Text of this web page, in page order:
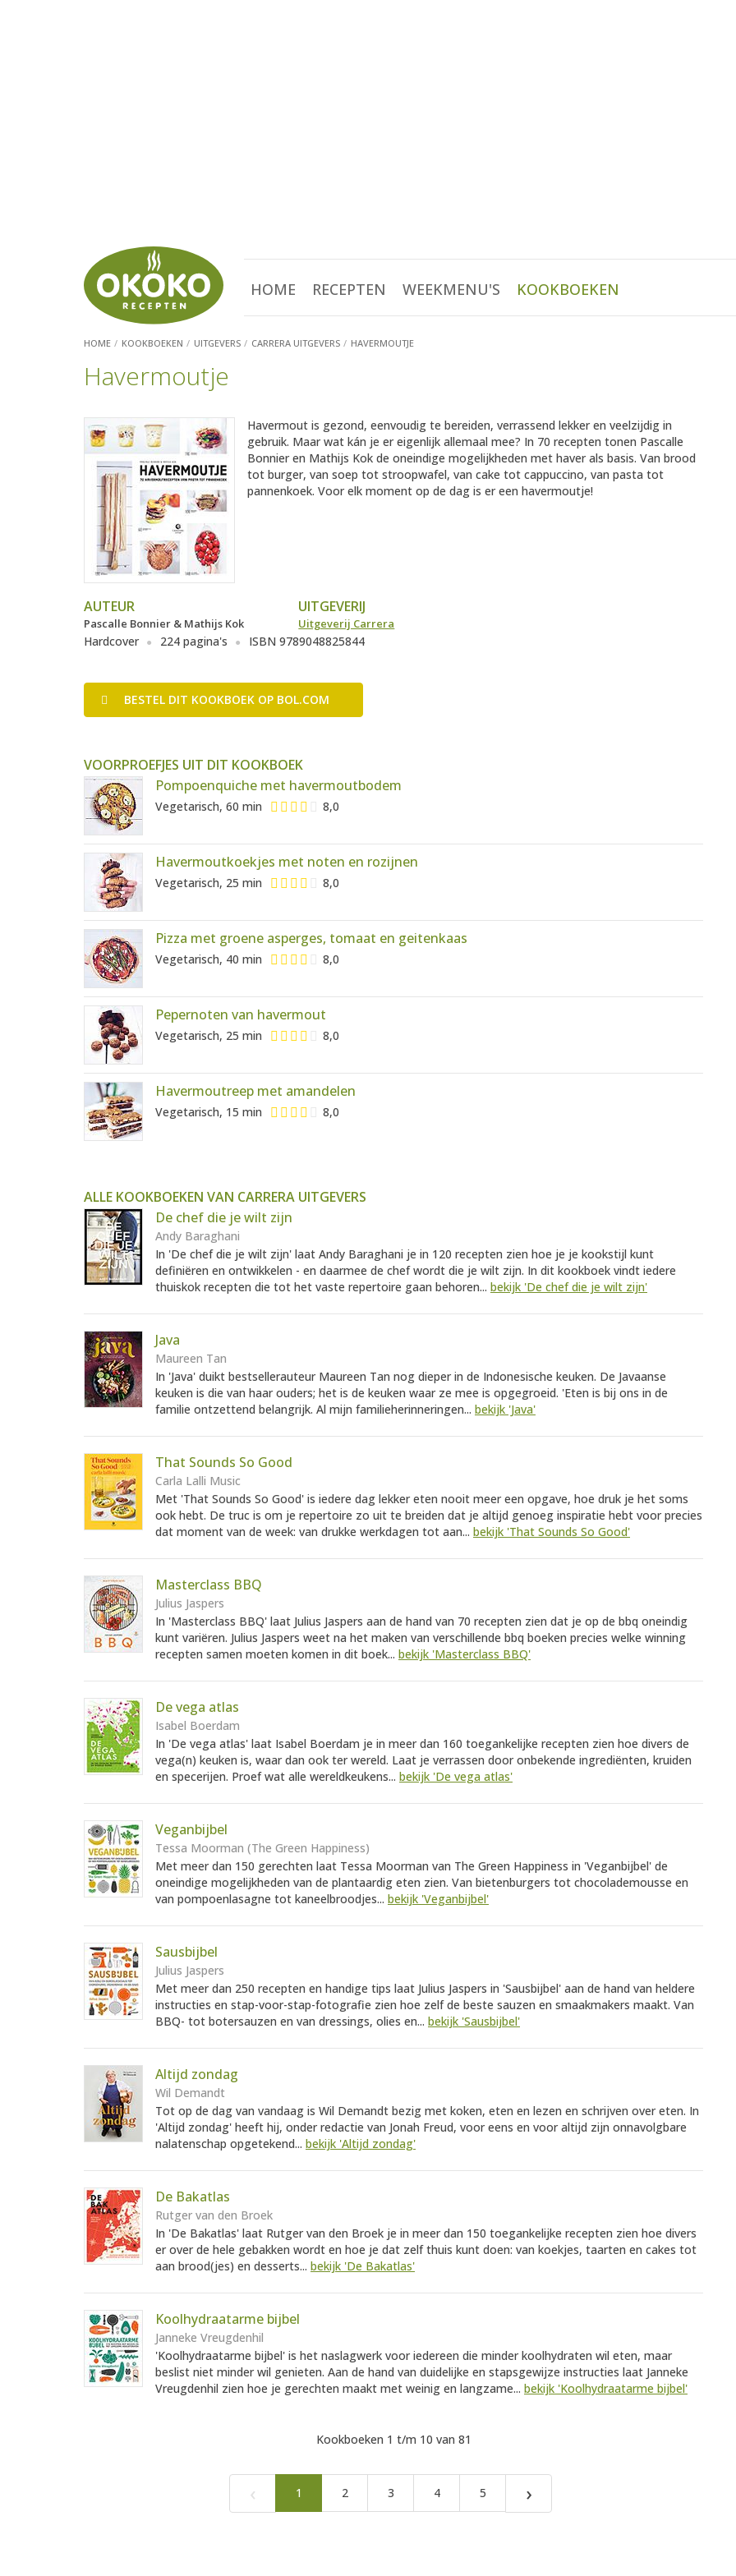
HOME RECEPTEN WEEKMENU'S KOOKBOEKEN
HOME KOOKBOEKEN UITGEVERS CARRERA UITGEVERS HAVERMOUTJE
Havermoutje
Havermout is gezond, eenvoudig te bereiden, verrassend lekker en veelzijdig in
gebruik. Maar wat kán je er eigenlijk allemaal mee? In 70 recepten tonen Pascalle
Bonnier en Mathijs Kok de oneindige mogelijkheden met haver als basis. Van brood
tot burger, van soep tot stroopwafel, van cake tot cappuccino, van pasta tot
pannenkoek. Voor elk moment op de dag is er een havermoutje!
AUTEUR
Pascalle Bonnier & Mathijs Kok
UITGEVERIJ
Uitgeverij Carrera
Hardcover 224 pagina's ISBN 9789048825844
BESTEL DIT KOOKBOEK OP BOL.COM
VOORPROEFJES UIT DIT KOOKBOEK
Pompoenquiche met havermoutbodem
Vegetarisch, 60 min 8,0
Havermoutkoekjes met noten en rozijnen
Vegetarisch, 25 min 8,0
Pizza met groene asperges, tomaat en geitenkaas
Vegetarisch, 40 min 8,0
Pepernoten van havermout
Vegetarisch, 25 min 8,0
Havermoutreep met amandelen
Vegetarisch, 15 min 8,0
ALLE KOOKBOEKEN VAN CARRERA UITGEVERS
De chef die je wilt zijn
Andy Baraghani
In 'De chef die je wilt zijn' laat Andy Baraghani je in 120 recepten zien hoe je je kookstijl kunt
definiëren en ontwikkelen - en daarmee de chef wordt die je wilt zijn. In dit kookboek vindt iedere
thuiskok recepten die tot het vaste repertoire gaan behoren... bekijk 'De chef die je wilt zijn'
Java
Maureen Tan
In 'Java' duikt bestsellerauteur Maureen Tan nog dieper in de Indonesische keuken. De Javaanse
keuken is die van haar ouders; het is de keuken waar ze mee is opgegroeid. 'Eten is bij ons in de
familie ontzettend belangrijk. Al mijn familieherinneringen... bekijk 'Java'
That Sounds So Good
Carla Lalli Music
Met 'That Sounds So Good' is iedere dag lekker eten nooit meer een opgave, hoe druk je het soms
ook hebt. De truc is om je repertoire zo uit te breiden dat je altijd genoeg inspiratie hebt voor precies
dat moment van de week: van drukke werkdagen tot aan... bekijk 'That Sounds So Good'
Masterclass BBQ
Julius Jaspers
In 'Masterclass BBQ' laat Julius Jaspers aan de hand van 70 recepten zien dat je op de bbq oneindig
kunt variëren. Julius Jaspers weet na het maken van verschillende bbq boeken precies welke winning
recepten samen moeten komen in dit boek... bekijk 'Masterclass BBQ'
De vega atlas
Isabel Boerdam
In 'De vega atlas' laat Isabel Boerdam je in meer dan 160 toegankelijke recepten zien hoe divers de
vega(n) keuken is, waar dan ook ter wereld. Laat je verrassen door onbekende ingrediënten, kruiden
en specerijen. Proef wat alle wereldkeukens... bekijk 'De vega atlas'
Veganbijbel
Tessa Moorman (The Green Happiness)
Met meer dan 150 gerechten laat Tessa Moorman van The Green Happiness in 'Veganbijbel' de
oneindige mogelijkheden van de plantaardig eten zien. Van bietenburgers tot chocolademousse en
van pompoenlasagne tot kaneelbroodjes... bekijk 'Veganbijbel'
Sausbijbel
Julius Jaspers
Met meer dan 250 recepten en handige tips laat Julius Jaspers in 'Sausbijbel' aan de hand van heldere
instructies en stap-voor-stap-fotografie zien hoe zelf de beste sauzen en smaakmakers maakt. Van
BBQ- tot botersauzen en van dressings, olies en... bekijk 'Sausbijbel'
Altijd zondag
Wil Demandt
Tot op de dag van vandaag is Wil Demandt bezig met koken, eten en lezen en schrijven over eten. In
'Altijd zondag' heeft hij, onder redactie van Jonah Freud, voor eens en voor altijd zijn onnavolgbare
nalatenschap opgetekend... bekijk 'Altijd zondag'
De Bakatlas
Rutger van den Broek
In 'De Bakatlas' laat Rutger van den Broek je in meer dan 150 toegankelijke recepten zien hoe divers
er over de hele gebakken wordt en hoe je dat zelf thuis kunt doen: van koekjes, taarten en cakes tot
aan brood(jes) en desserts... bekijk 'De Bakatlas'
Koolhydraatarme bijbel
Janneke Vreugdenhil
'Koolhydraatarme bijbel' is het naslagwerk voor iedereen die minder koolhydraten wil eten, maar
beslist niet minder wil genieten. Aan de hand van duidelijke en stapsgewijze instructies laat Janneke
Vreugdenhil zien hoe je gerechten maakt met weinig en langzame... bekijk 'Koolhydraatarme bijbel'
Kookboeken 1 t/m 10 van 81
‹ 1 2 3 4 5 ›